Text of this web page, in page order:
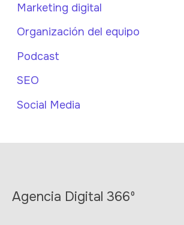
Marketing digital
Organización del equipo
Podcast
SEO
Social Media
Agencia Digital 366º